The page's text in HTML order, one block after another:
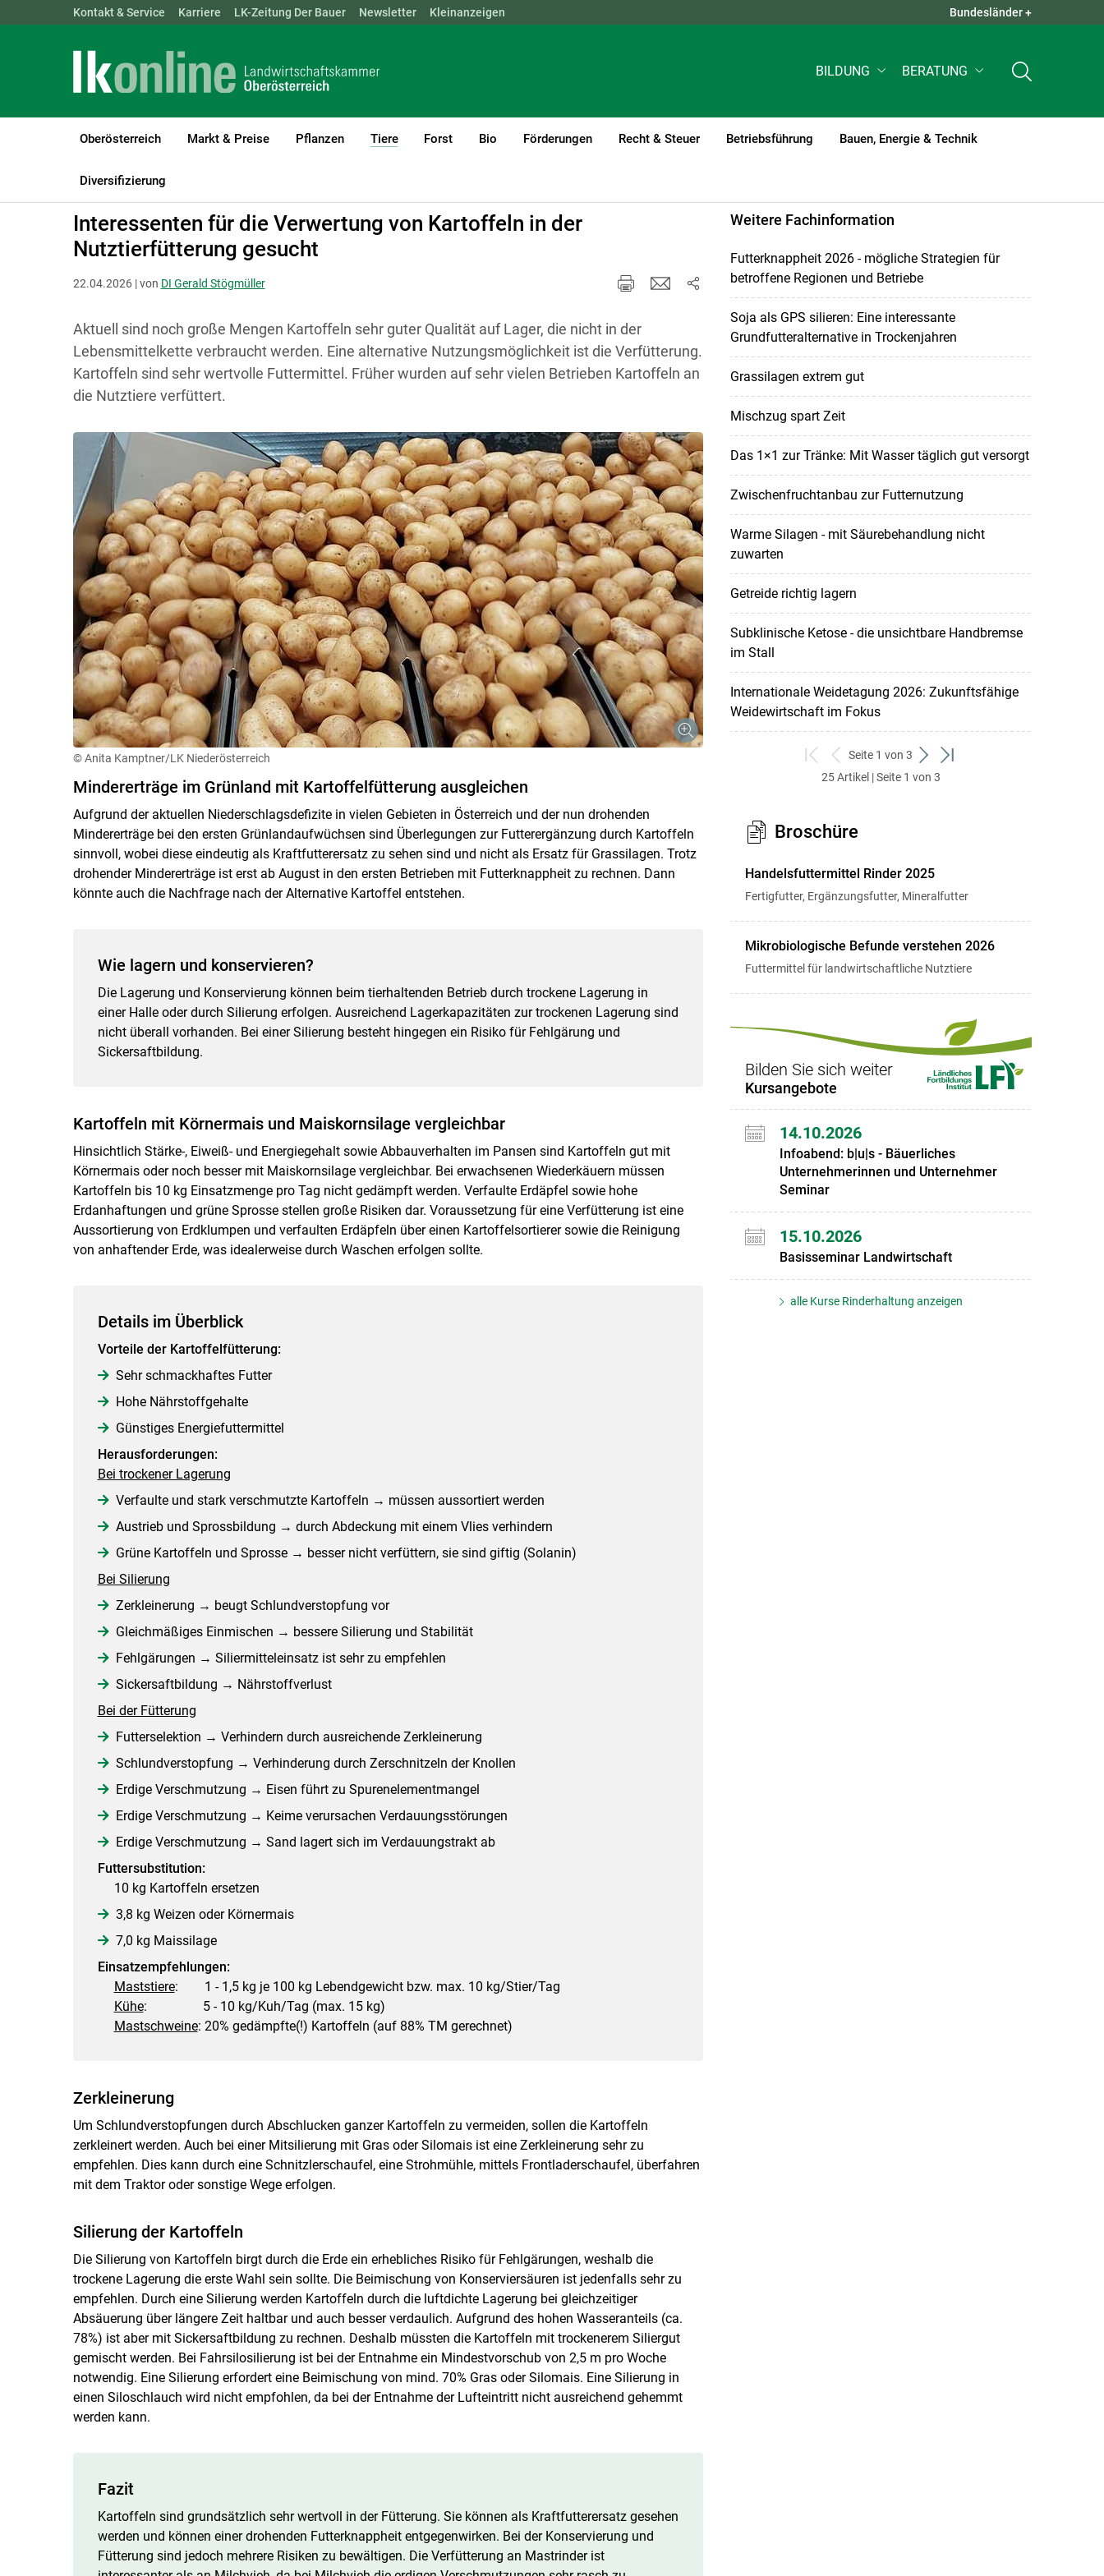
Skip to main content
Landwirtschaftskammern: ÖSTERREICH BGLD KTN NÖ OÖ SBG STMK QUICK LINKS +
Kontakt & Service Karriere LK-Zeitung Der Bauer Newsletter Kleinanzeigen Bundesländer +
BILDUNG BERATUNG
Oberösterreich Markt & Preise Pflanzen Tiere
(current)1
Forst Bio Förderungen Recht & Steuer Betriebsführung Bauen, Energie & Technik
Diversifizierung
LK Oberösterreich Tiere
Interessenten für die Verwertung von Kartoffeln in der
Nutztierfütterung gesucht
22.04.2026 | von DI Gerald Stögmüller
Aktuell sind noch große Mengen Kartoffeln sehr guter Qualität auf Lager, die nicht in der
Lebensmittelkette verbraucht werden. Eine alternative Nutzungsmöglichkeit ist die Verfütterung.
Kartoffeln sind sehr wertvolle Futtermittel. Früher wurden auf sehr vielen Betrieben Kartoffeln an
die Nutztiere verfüttert.
© Anita Kamptner/LK Niederösterreich
Mindererträge im Grünland mit Kartoffelfütterung ausgleichen
Aufgrund der aktuellen Niederschlagsdefizite in vielen Gebieten in Österreich und der nun drohenden
Mindererträge bei den ersten Grünlandaufwüchsen sind Überlegungen zur Futterergänzung durch Kartoffeln
sinnvoll, wobei diese eindeutig als Kraftfutterersatz zu sehen sind und nicht als Ersatz für Grassilagen. Trotz
drohender Mindererträge ist erst ab August in den ersten Betrieben mit Futterknappheit zu rechnen. Dann
könnte auch die Nachfrage nach der Alternative Kartoffel entstehen.
Wie lagern und konservieren?
Die Lagerung und Konservierung können beim tierhaltenden Betrieb durch trockene Lagerung in
einer Halle oder durch Silierung erfolgen. Ausreichend Lagerkapazitäten zur trockenen Lagerung sind
nicht überall vorhanden. Bei einer Silierung besteht hingegen ein Risiko für Fehlgärung und
Sickersaftbildung.
Kartoffeln mit Körnermais und Maiskornsilage vergleichbar
Hinsichtlich Stärke-, Eiweiß- und Energiegehalt sowie Abbauverhalten im Pansen sind Kartoffeln gut mit
Körnermais oder noch besser mit Maiskornsilage vergleichbar. Bei erwachsenen Wiederkäuern müssen
Kartoffeln bis 10 kg Einsatzmenge pro Tag nicht gedämpft werden. Verfaulte Erdäpfel sowie hohe
Erdanhaftungen und grüne Sprosse stellen große Risiken dar. Voraussetzung für eine Verfütterung ist eine
Aussortierung von Erdklumpen und verfaulten Erdäpfeln über einen Kartoffelsortierer sowie die Reinigung
von anhaftender Erde, was idealerweise durch Waschen erfolgen sollte.
Details im Überblick
Vorteile der Kartoffelfütterung:
Sehr schmackhaftes Futter
Hohe Nährstoffgehalte
Günstiges Energiefuttermittel
Herausforderungen:
Bei trockener Lagerung
Verfaulte und stark verschmutzte Kartoffeln → müssen aussortiert werden
Austrieb und Sprossbildung → durch Abdeckung mit einem Vlies verhindern
Grüne Kartoffeln und Sprosse → besser nicht verfüttern, sie sind giftig (Solanin)
Bei Silierung
Zerkleinerung → beugt Schlundverstopfung vor
Gleichmäßiges Einmischen → bessere Silierung und Stabilität
Fehlgärungen → Siliermitteleinsatz ist sehr zu empfehlen
Sickersaftbildung → Nährstoffverlust
Bei der Fütterung
Futterselektion → Verhindern durch ausreichende Zerkleinerung
Schlundverstopfung → Verhinderung durch Zerschnitzeln der Knollen
Erdige Verschmutzung → Eisen führt zu Spurenelementmangel
Erdige Verschmutzung → Keime verursachen Verdauungsstörungen
Erdige Verschmutzung → Sand lagert sich im Verdauungstrakt ab
Futtersubstitution:
10 kg Kartoffeln ersetzen
3,8 kg Weizen oder Körnermais
7,0 kg Maissilage
Einsatzempfehlungen:
Maststiere: 1 - 1,5 kg je 100 kg Lebendgewicht bzw. max. 10 kg/Stier/Tag
Kühe: 5 - 10 kg/Kuh/Tag (max. 15 kg)
Mastschweine: 20% gedämpfte(!) Kartoffeln (auf 88% TM gerechnet)
Zerkleinerung
Um Schlundverstopfungen durch Abschlucken ganzer Kartoffeln zu vermeiden, sollen die Kartoffeln
zerkleinert werden. Auch bei einer Mitsilierung mit Gras oder Silomais ist eine Zerkleinerung sehr zu
empfehlen. Dies kann durch eine Schnitzlerschaufel, eine Strohmühle, mittels Frontladerschaufel, überfahren
mit dem Traktor oder sonstige Wege erfolgen.
Silierung der Kartoffeln
Die Silierung von Kartoffeln birgt durch die Erde ein erhebliches Risiko für Fehlgärungen, weshalb die
trockene Lagerung die erste Wahl sein sollte. Die Beimischung von Konserviersäuren ist jedenfalls sehr zu
empfehlen. Durch eine Silierung werden Kartoffeln durch die luftdichte Lagerung bei gleichzeitiger
Absäuerung über längere Zeit haltbar und auch besser verdaulich. Aufgrund des hohen Wasseranteils (ca.
78%) ist aber mit Sickersaftbildung zu rechnen. Deshalb müssten die Kartoffeln mit trockenerem Siliergut
gemischt werden. Bei Fahrsilosilierung ist bei der Entnahme ein Mindestvorschub von 2,5 m pro Woche
notwendig. Eine Silierung erfordert eine Beimischung von mind. 70% Gras oder Silomais. Eine Silierung in
einen Siloschlauch wird nicht empfohlen, da bei der Entnahme der Lufteintritt nicht ausreichend gehemmt
werden kann.
Fazit
Kartoffeln sind grundsätzlich sehr wertvoll in der Fütterung. Sie können als Kraftfutterersatz gesehen
werden und können einer drohenden Futterknappheit entgegenwirken. Bei der Konservierung und
Fütterung sind jedoch mehrere Risiken zu bewältigen. Die Verfütterung an Mastrinder ist
Weitere Fachinformation
Futterknappheit 2026 - mögliche Strategien für
betroffene Regionen und Betriebe
Soja als GPS silieren: Eine interessante
Grundfutteralternative in Trockenjahren
Grassilagen extrem gut
Mischzug spart Zeit
Das 1×1 zur Tränke: Mit Wasser täglich gut versorgt
Zwischenfruchtanbau zur Futternutzung
Warme Silagen - mit Säurebehandlung nicht
zuwarten
Getreide richtig lagern
Subklinische Ketose - die unsichtbare Handbremse
im Stall
Internationale Weidetagung 2026: Zukunftsfähige
Weidewirtschaft im Fokus
zum
ersten
zurück
zum
Set
Seite 1 von 3
weiter
zum
zum
25 Artikel | Seite 1 von 3
Broschüre
Handelsfuttermittel Rinder 2025
Fertigfutter, Ergänzungsfutter, Mineralfutter
Mikrobiologische Befunde verstehen 2026
Futtermittel für landwirtschaftliche Nutztiere
Bilden Sie sich weiter
Kursangebote
14.10.2026
Infoabend: b|u|s - Bäuerliches
Unternehmerinnen und Unternehmer
Seminar
15.10.2026
Basisseminar Landwirtschaft
alle Kurse Rinderhaltung anzeigen